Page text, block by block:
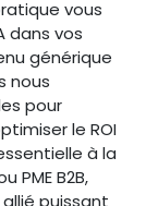
vous
dans vos
générique
nous
pour
le ROI
à la
PME B2B,
puissant